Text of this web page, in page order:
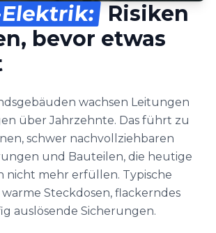
Risiken
bevor etwas
wachsen Leitungen
über Jahrzehnte. Das führt zu
schwer nachvollziehbaren
und Bauteilen, die heutige
nicht mehr erfüllen. Typische
Steckdosen, flackerndes
auslösende Sicherungen.